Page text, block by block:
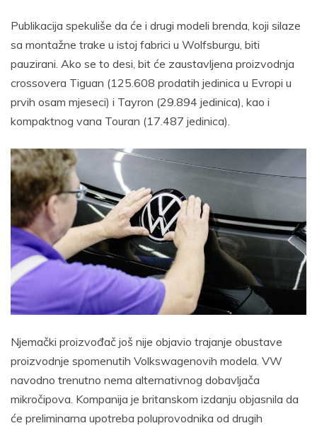
Publikacija spekuliše da će i drugi modeli brenda, koji silaze
sa montažne trake u istoj fabrici u Wolfsburgu, biti
pauzirani. Ako se to desi, bit će zaustavljena proizvodnja
crossovera Tiguan (125.608 prodatih jedinica u Evropi u
prvih osam mjeseci) i Tayron (29.894 jedinica), kao i
kompaktnog vana Touran (17.487 jedinica).
Njemački proizvođač još nije objavio trajanje obustave
proizvodnje spomenutih Volkswagenovih modela. VW
navodno trenutno nema alternativnog dobavljača
mikročipova. Kompanija je britanskom izdanju objasnila da
će preliminarna upotreba poluprovodnika od drugih